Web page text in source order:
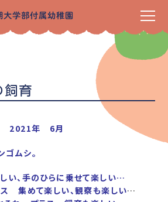
飼育
2021年 6月
ムシ。
い、手のひらに乗せて楽しい…
ス 集めて楽しい、観察も楽しい…